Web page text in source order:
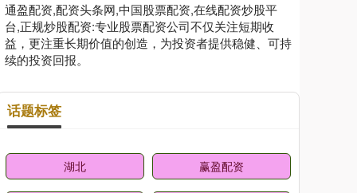
通盈配资,配资头条网,中国股票配资,在线配资炒股平
台,正规炒股配资:专业股票配资公司不仅关注短期收
益，更注重长期价值的创造，为投资者提供稳健、可持
续的投资回报。
话题标签
湖北 赢盈配资